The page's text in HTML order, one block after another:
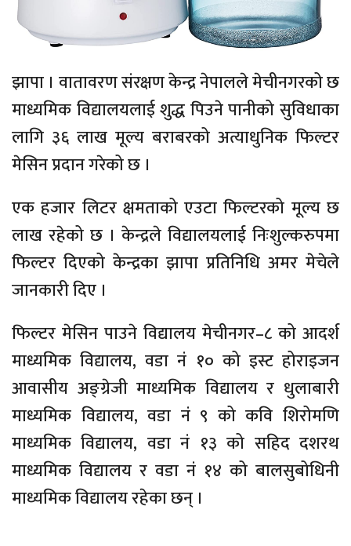
झापा । वातावरण संरक्षण केन्द्र नेपालले मेचीनगरको छ
माध्यमिक विद्यालयलाई शुद्ध पिउने पानीको सुविधाका
लागि ३६ लाख मूल्य बराबरको अत्याधुनिक फिल्टर
मेसिन प्रदान गरेको छ ।
एक हजार लिटर क्षमताको एउटा फिल्टरको मूल्य छ
लाख रहेको छ । केन्द्रले विद्यालयलाई निःशुल्करुपमा
फिल्टर दिएको केन्द्रका झापा प्रतिनिधि अमर मेचेले
जानकारी दिए ।
फिल्टर मेसिन पाउने विद्यालय मेचीनगर–८ को आदर्श
माध्यमिक विद्यालय, वडा नं १० को इस्ट होराइजन
आवासीय अङ्ग्रेजी माध्यमिक विद्यालय र धुलाबारी
माध्यमिक विद्यालय, वडा नं ९ को कवि शिरोमणि
माध्यमिक विद्यालय, वडा नं १३ को सहिद दशरथ
माध्यमिक विद्यालय र वडा नं १४ को बालसुबोधिनी
माध्यमिक विद्यालय रहेका छन् ।